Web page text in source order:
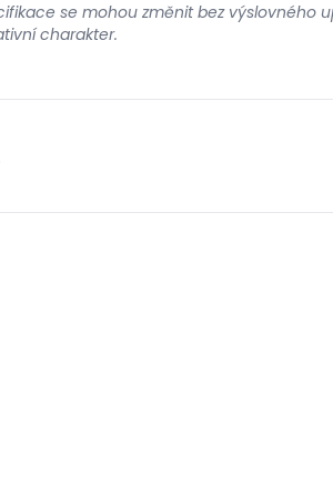
se mohou změnit bez výslovného
charakter.